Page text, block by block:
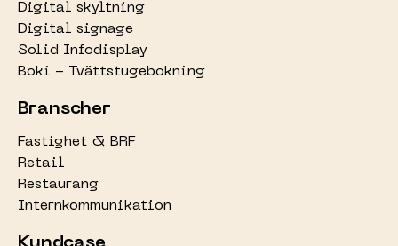
Digital skyltning
Digital signage
Solid Infodisplay
Boki - Tvättstugebokning
Branscher
Fastighet & BRF
Retail
Restaurang
Internkommunikation